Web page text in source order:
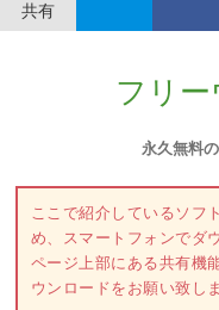
共有
フリ
永久無料
ここで紹介しているソフ
め、スマートフォンでダ
ページ上部にある共有機
ウンロードをお願い致し